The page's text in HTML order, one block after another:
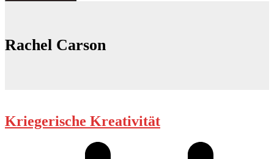
Rachel Carson
Kriegerische Kreativität